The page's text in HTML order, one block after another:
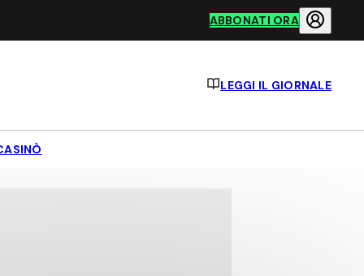
ABBONATI ORA
LEGGI IL GIORNALE